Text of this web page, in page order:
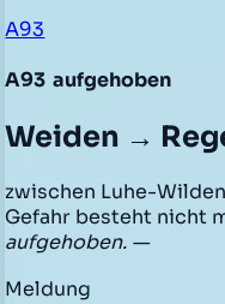
A93
A93 aufgehoben
Weiden →
zwischen Luhe-
Gefahr besteht nicht
aufgehoben. —
Meldung